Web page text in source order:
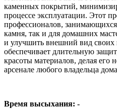
каменных покрытий,
процессе эксплуатации. Этот
профессионалов,
камня, так и для домашних
и улучшить внешний вид своих
обеспечивает длительную
красоты материалов, делая его
арсенале любого владельца
Время высыхания: -